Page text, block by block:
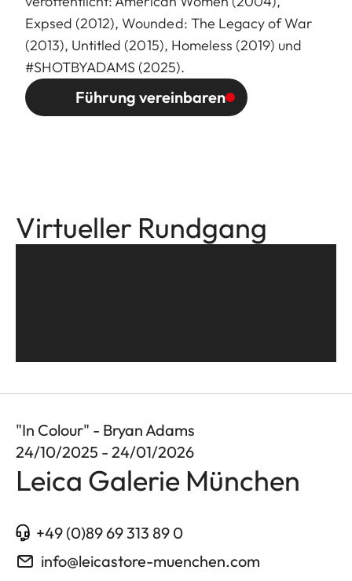
Expsed (2012), Wounded: The Legacy of War
(2013), Untitled (2015), Homeless (2019) und
#SHOTBYADAMS (2025).
Führung vereinbaren
Virtueller Rundgang
"In Colour" - Bryan Adams
24/10/2025 - 24/01/2026
Leica Galerie München
+49 (0)89 69 313 89 0
info@leicastore-muenchen.com